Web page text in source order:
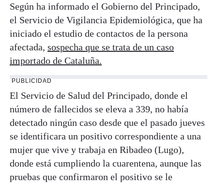
Según ha informado el Gobierno del Principado,
el Servicio de Vigilancia Epidemiológica, que ha
iniciado el estudio de contactos de la persona
afectada, sospecha que se trata de un caso
importado de Cataluña.
PUBLICIDAD
El Servicio de Salud del Principado, donde el
número de fallecidos se eleva a 339, no había
detectado ningún caso desde que el pasado jueves
se identificara un positivo correspondiente a una
mujer que vive y trabaja en Ribadeo (Lugo),
donde está cumpliendo la cuarentena, aunque las
pruebas que confirmaron el positivo se le